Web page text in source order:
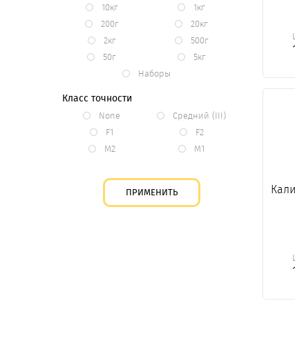
10кг
1кг
200г
20кг
2кг
500г
50г
5кг
Наборы
Класс точности
None
Средний (III)
F1
F2
M2
М1